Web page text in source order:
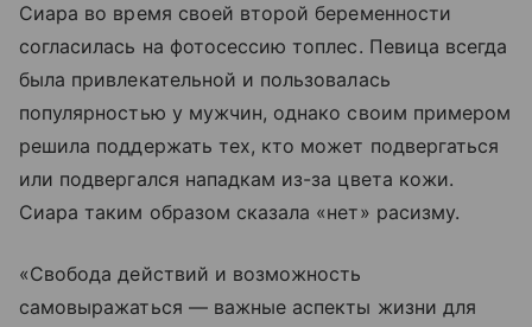
Сиара во время своей второй беременности
согласилась на фотосессию топлес. Певица всегда
была привлекательной и пользовалась
популярностью у мужчин, однако своим примером
решила поддержать тех, кто может подвергаться
или подвергался нападкам из-за цвета кожи.
Сиара таким образом сказала «нет» расизму.
«Свобода действий и возможность
самовыражаться — важные аспекты жизни для